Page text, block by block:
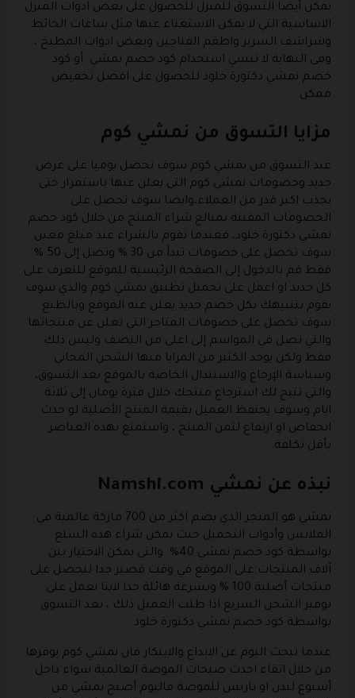
يمكن أيضا التسوق للمنزل للحصول على بعض ادوات المنزل
الاساسية التي لا يمكن الاستغناء عنها مثل ساعات الحائط
وشراشف السرير واطقم الفناجين وبعض ادوات المطبخ ،
وفى النهاية لا تنسي استخدام كود خصم نمشي أو كود
خصم نمشي دكتورة خلود للحصول على افضل تخفيض
ممكن .
مزايا التسوق من نمشي كوم
عند التسوق من نمشي كوم سوف تحصل يوميا على عرض
جديد وخصومات نمشي كوم التي يعلن عنها باستمرار حتى
يجذب اكبر قدر من العملاء،وايضا سوف تحصل على
الخصومات المقننة بمبالغ شراء المنتج من خلال كود خصم
نمشي دكتورة خلود، فعندما تقوم بالشراء عند مبلغ معين
سوف تحصل على خصومات تبدأ من 30 % وتصل إلى 50 %
فقط قم بالدخول إلى الصفحة الرئيسية للموقع للتعرف على
كل جديد او اعمل على تحميل تطبيق نمشي كوم والذي سوف
يقوم بتنبيهك بكل خصم جديد يعلن عنه الموقع وبالطبع
سوف تحصل على خصومات المتاجر التي تعلن عن منتجاتها
والتي تصل في المواسم إلى اعلى من النصف وليس ذلك
فقط ولكن يوجد الكثير من المزايا منها الشحن المجاني
وسياسة الإرجاع والاستبدال الخاصة بالموقع بعد التسوق،
والتي تتيح لك استرجاع منتجك خلال فترة يومان إلى ثلاثة
ايام وسوف يحتفظ العميل بقيمة المنتج الأصلية لو حدث
انخفاض او ارتفاع لثمن المنتج ، واستمتع بهذه العناصر
بأقل تكلفة.
نبذه عن نمشي Namshi.com
نمشي
هو المتجر الذي يضم اكثر من 700 ماركة عالمية في
الملابس وأدوات التجميل حيث يمكن شراء هذه السلع
بواسطة كود خصم نمشي 40% والتي يمكن الاختيار بين
آلاف المنتجات على الموقع في وقت قصير جدا لتحصل على
منتجات أصلية 100 % وبسرعة هائلة جدا لاننا نعمل على
توفير الشحن السريع اذا طلب العميل ذلك ، بعد التسوق
بواسطة كود خصم نمشي دكتورة خلود.
عندما تبحث اليوم عن الابداع والابتكار فان نمشي كوم يوفرها
من خلال اتقاء احدث صيحات الموضة العالمية سواء داخل
أسبوع لندن او باريس للموضة فاليوم أصبح نمشي من